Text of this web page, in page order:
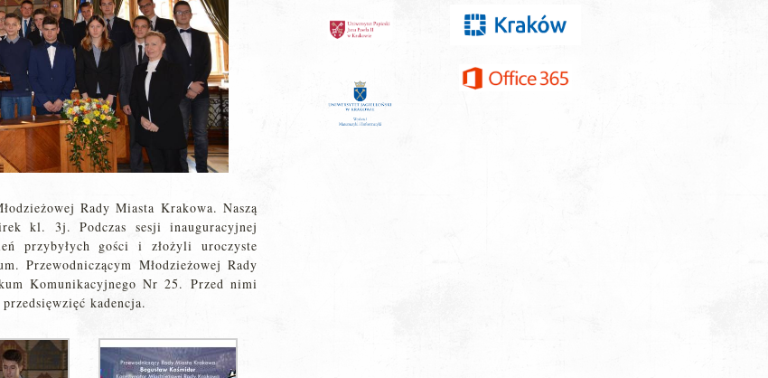
Rady Miasta Krakowa. Naszą
kl. 3j. Podczas sesji inauguracyjnej
przybyłych gości i złożyli uroczyste
Przewodniczącym Młodzieżowej Rady
Komunikacyjnego Nr 25. Przed nimi
kadencja.